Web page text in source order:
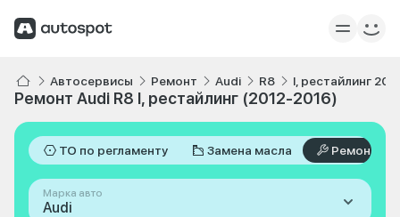
Автосервисы Ремонт Audi R8 I, рестайлинг
Ремонт Audi R8 I, рестайлинг (2012-2016)
ТО по регламенту Замена масла Ремонт
Марка авто
Audi